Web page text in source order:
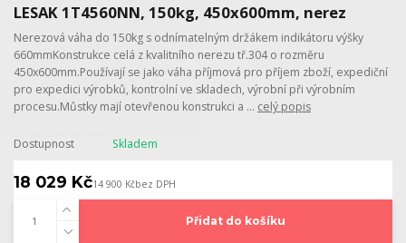
LESAK 1T4560NN, 150kg, 450x600mm, nerez
Nerezová váha do 150kg s odnímatelným držákem indikátoru výšky
660mmKonstrukce celá z kvalitního nerezu tř.304 o rozměru
450x600mm.Používají se jako váha příjmová pro příjem zboží, expediční
pro expedici výrobků, kontrolní ve skladech, výrobní při výrobním
procesu.Můstky mají otevřenou konstrukci a ... celý popis
Dostupnost Skladem
18 029 Kč14 900 Kčbez DPH
Přidat do košíku